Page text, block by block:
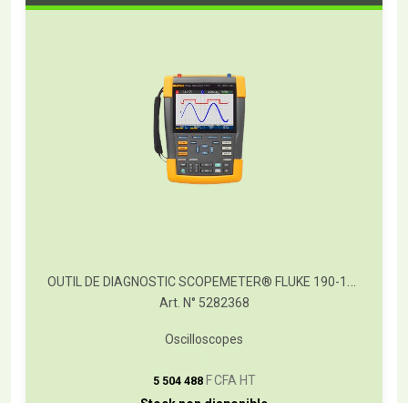
OUTIL DE DIAGNOSTIC SCOPEMETER® FLUKE 190-102
Art. N° 5282368
Oscilloscopes
5 504 488 F CFA HT